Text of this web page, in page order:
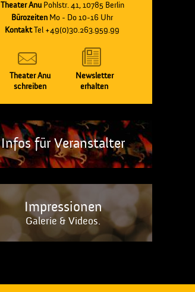
Theater AnuPohlstr. 41, 10785 Berlin
Bürozeiten Mo - Do 10-16 Uhr
KontaktTel +49(0)30.263.959.99
Theater Anu
schreiben
Newsletter
erhalten
Infos für Veranstalter
Impressionen
Galerie & Videos.